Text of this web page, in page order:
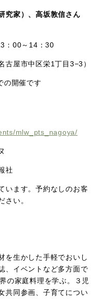
究家）、高坂敦信さん
：00～14：30
屋市中区栄1丁目3−3）
開催です
mlw_pts_nagoya/
社
います。予約なしのお客
さい。
を生かした手軽でおいし
、イベントなど多方面で
の家庭料理を学ぶ。３児
共同参画、子育てについ